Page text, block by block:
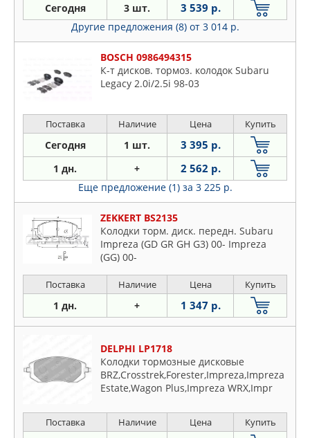
Сегодня 3 шт. 3 539 р.
Другие предложения (8) от 3 014 р.
BOSCH 0986494315
К-т дисков. тормоз. колодок Subaru
Legacy 2.0i/2.5i 98-03
Поставка Наличие Цена Купить
Сегодня 1 шт. 3 395 р.
1 дн. + 2 562 р.
Еще предложение (1) за 3 225 р.
ZEKKERT BS2135
Колодки торм. диск. передн. Subaru
Impreza (GD GR GH G3) 00- Impreza
(GG) 00-
Поставка Наличие Цена Купить
1 дн. + 1 347 р.
DELPHI LP1718
Колодки тормозные дисковые
BRZ,Crosstrek,Forester,Impreza,Impreza
Estate,Wagon Plus,Impreza WRX,Impr
Поставка Наличие Цена Купить